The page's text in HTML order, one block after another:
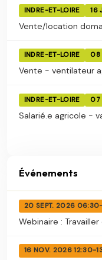
INDRE-ET-LOIRE 16
Vente/location
INDRE-ET-LOIRE 08
Vente - ventilateur
INDRE-ET-LOIRE 07
Salarié.e agricole -
Événements
20 SEPT. 2026
Webinaire :
16 NOV. 2026 12:30-